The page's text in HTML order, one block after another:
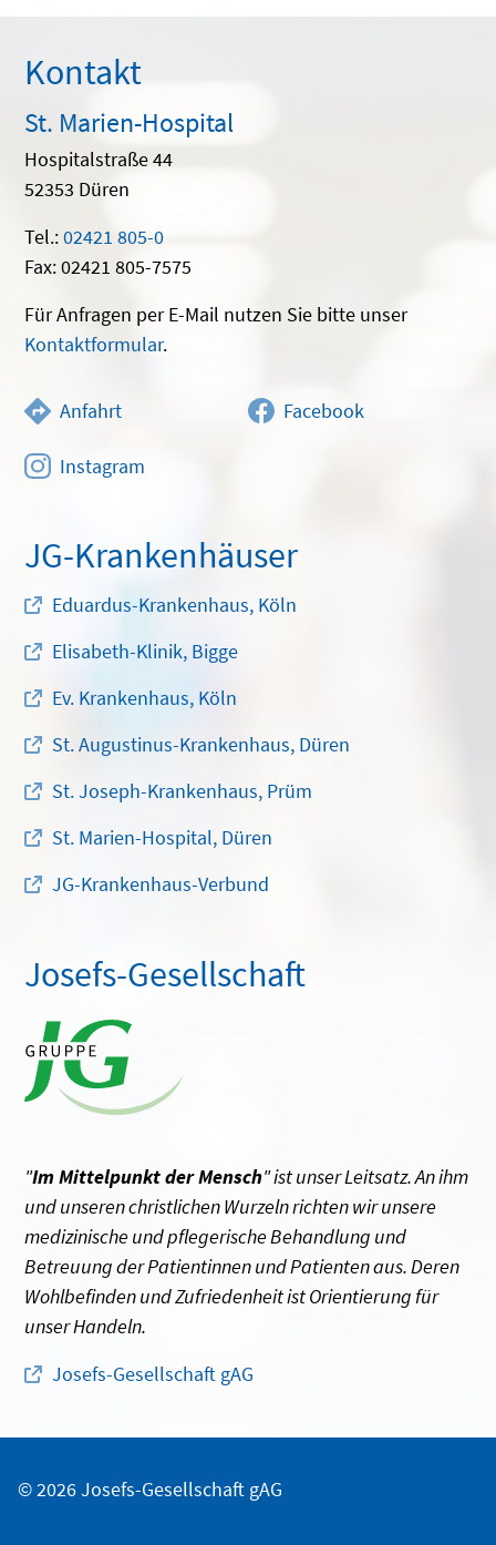
Kontakt
St. Marien-Hospital
Hospitalstraße 44
52353 Düren
Tel.:02421 805-0
Fax: 02421 805-7575
Für Anfragen per E-Mail nutzen Sie bitte unser
Kontaktformular.
Anfahrt Facebook
Instagram
JG-Krankenhäuser
Eduardus-Krankenhaus, Köln
Elisabeth-Klinik, Bigge
Ev. Krankenhaus, Köln
St. Augustinus-Krankenhaus, Düren
St. Joseph-Krankenhaus, Prüm
St. Marien-Hospital, Düren
JG-Krankenhaus-Verbund
Josefs-Gesellschaft
"Im Mittelpunkt der Mensch" ist unser Leitsatz. An ihm
und unseren christlichen Wurzeln richten wir unsere
medizinische und pflegerische Behandlung und
Betreuung der Patientinnen und Patienten aus. Deren
Wohlbefinden und Zufriedenheit ist Orientierung für
unser Handeln.
Josefs-Gesellschaft gAG
© 2026 Josefs-Gesellschaft gAG